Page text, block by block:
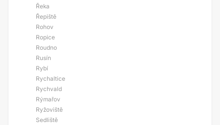
Řeka
Řepiště
Rohov
Ropice
Roudno
Rusín
Rybí
Rychaltice
Rychvald
Rýmařov
Ryžoviště
Sedliště